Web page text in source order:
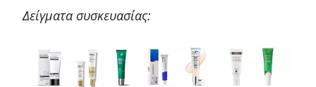
Δείγματα συσκευασίας: